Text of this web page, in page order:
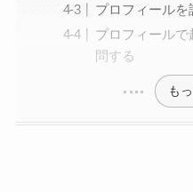
プロフィールを
プロフィール
問する
も